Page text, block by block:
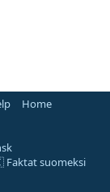
Home
suomeksi